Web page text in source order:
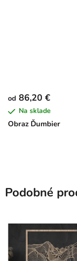
Obraz Ďumbier
od 86,20 €
Na sklade
Podobné